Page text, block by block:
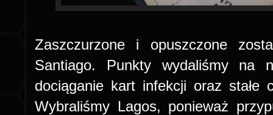
Zaszczurzone i opuszczone
Santiago. Punkty wydaliśmy na
dociąganie kart infekcji oraz stałe
Wybraliśmy Lagos, ponieważ